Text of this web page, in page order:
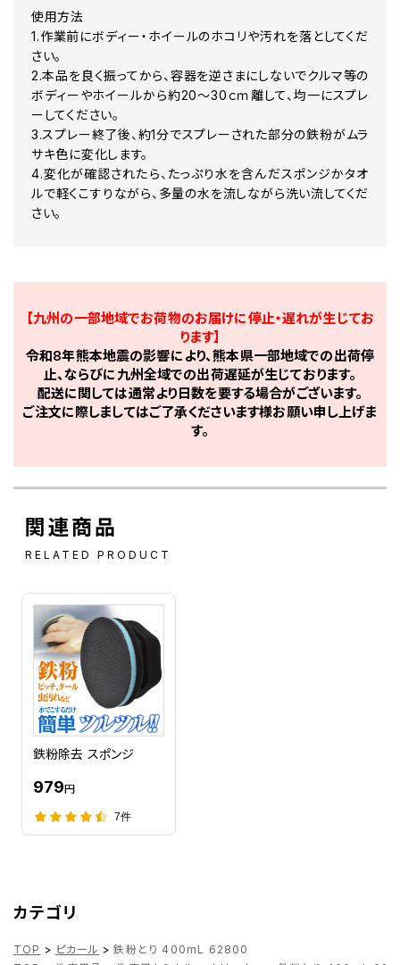
使用方法
1.作業前にボディー・ホイールのホコリや汚れを落としてくだ
さい。
2.本品を良く振ってから、容器を逆さまにしないでクルマ等の
ボディーやホイールから約20～30ｃｍ離して、均一にスプレ
ーしてください。
3.スプレー終了後、約1分でスプレーされた部分の鉄粉がムラ
サキ色に変化します。
4.変化が確認されたら、たっぷり水を含んだスポンジかタオ
ルで軽くこすりながら、多量の水を流しながら洗い流してくだ
さい。
【九州の一部地域でお荷物のお届けに停止・遅れが生じてお
ります】
令和8年熊本地震の影響により、熊本県一部地域での出荷停
止、ならびに九州全域での出荷遅延が生じております。
配送に関しては通常より日数を要する場合がございます。
ご注文に際しましてはご了承くださいます様お願い申し上げま
す。
関連商品
RELATED PRODUCT
鉄粉除去 スポンジ
979円
7件
カテゴリ
TOP > ピカール > 鉄粉とり 400mL 62800